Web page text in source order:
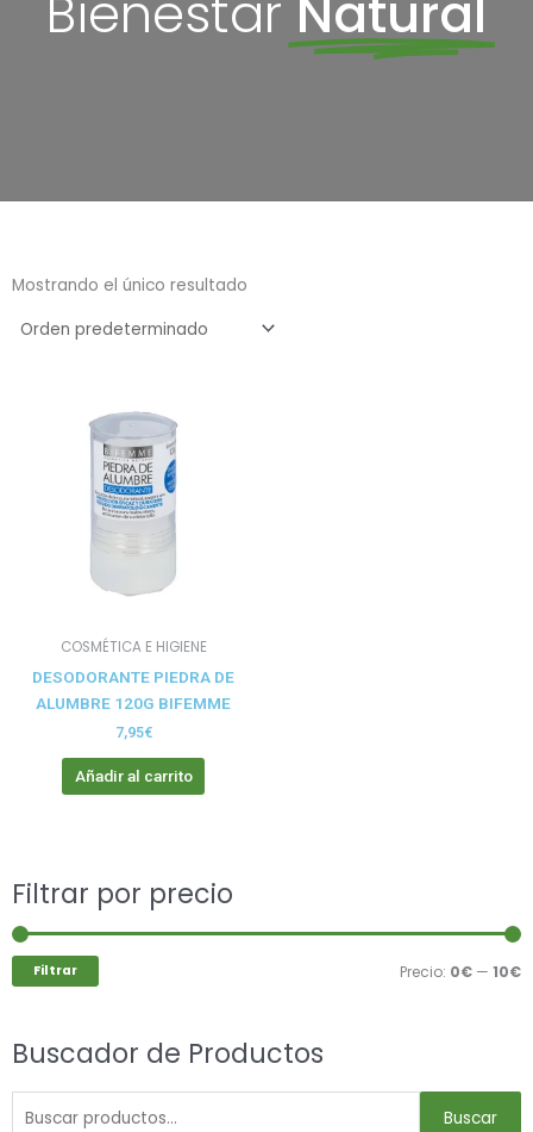
Bienestar Natural
Mostrando el único resultado
COSMÉTICA E HIGIENE
DESODORANTE PIEDRA DE
ALUMBRE 120G BIFEMME
7,95€
Añadir al carrito
Filtrar por precio
Filtrar Precio: 0€ — 10€
Buscador de Productos
Buscar
Buscar